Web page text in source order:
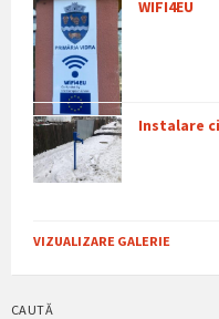
WIFI4EU
Instalare
VIZUALIZARE GALERIE
CAUTĂ